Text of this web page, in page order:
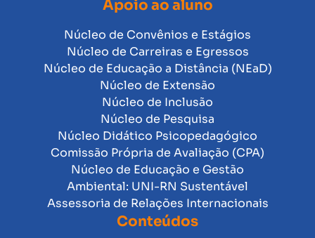
Apoio ao aluno
Núcleo de Convênios e Estágios
Núcleo de Carreiras e Egressos
Núcleo de Educação a Distância (NEaD)
Núcleo de Extensão
Núcleo de Inclusão
Núcleo de Pesquisa
Núcleo Didático Psicopedagógico
Comissão Própria de Avaliação (CPA)
Núcleo de Educação e Gestão
Ambiental: UNI-RN Sustentável
Assessoria de Relações Internacionais
Conteúdos